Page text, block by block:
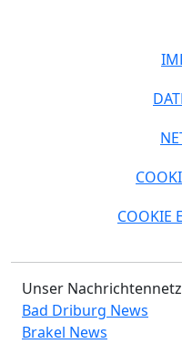
COOKIE
Unser
Bad Driburg News
Brakel News